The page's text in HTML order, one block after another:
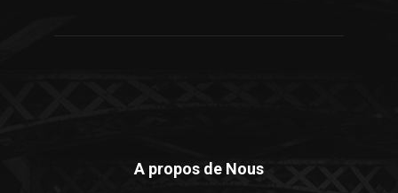
A propos de Nous